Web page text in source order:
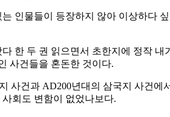
인물들이 등장하지 않아 이상하다
한 두 권 읽으면서 초한지에 정작
사건들을 혼돈한 것이다.
사건과 AD200년대의 삼국지 사건
회도 변함이 없었나보다.